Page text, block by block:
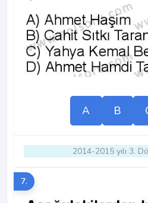
A B
2014-2015 yılı 3.
7.